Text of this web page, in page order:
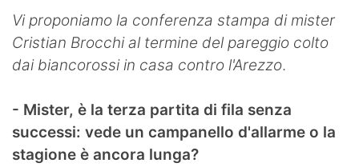
Altri sport
Hockey
Pallamano
Altre
Vi proponiamo la conferenza stampa di mister
Cristian Brocchi al termine del pareggio colto
dai biancorossi in casa contro l'Arezzo.
- Mister, è la terza partita di fila senza
successi: vede un campanello d'allarme o la
stagione è ancora lunga?